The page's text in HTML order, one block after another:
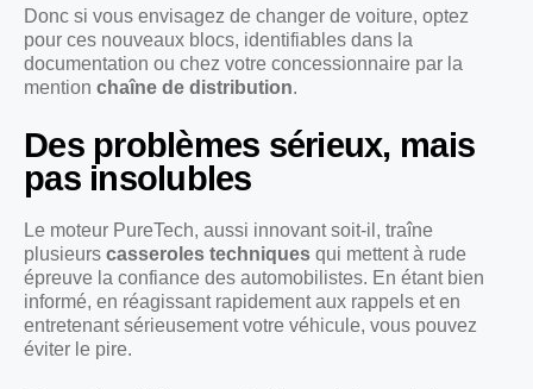
Donc si vous envisagez de changer de voiture, optez
pour ces nouveaux blocs, identifiables dans la
documentation ou chez votre concessionnaire par la
mention chaîne de distribution.
Des problèmes sérieux, mais
pas insolubles
Le moteur PureTech, aussi innovant soit-il, traîne
plusieurs casseroles techniques qui mettent à rude
épreuve la confiance des automobilistes. En étant bien
informé, en réagissant rapidement aux rappels et en
entretenant sérieusement votre véhicule, vous pouvez
éviter le pire.